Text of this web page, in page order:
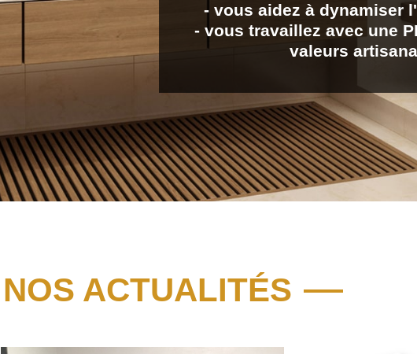
- vous aidez à dynamiser
- vous travaillez avec une
valeurs
NOS ACTUALITÉS